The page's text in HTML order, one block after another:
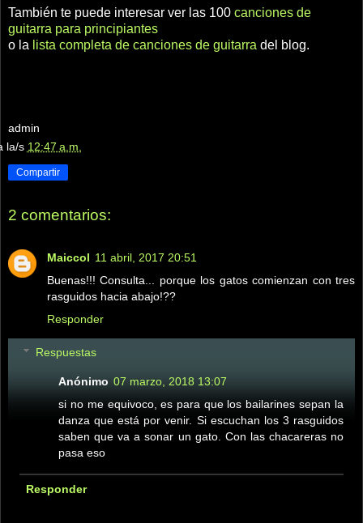
También te puede interesar ver las 100 canciones de
guitarra para principiantes
o la lista completa de canciones de guitarra del blog.
admin
la/s 12:47 a.m.
Compartir
2 comentarios:
Maiccol 11 abril, 2017 20:51
Buenas!!! Consulta... porque los gatos comienzan con tres
rasguidos hacia abajo!??
Responder
Respuestas
Anónimo 07 marzo, 2018 13:07
si no me equivoco, es para que los bailarines sepan la
danza que está por venir. Si escuchan los 3 rasguidos
saben que va a sonar un gato. Con las chacareras no
pasa eso
Responder